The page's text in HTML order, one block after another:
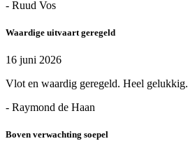
- Ruud Vos
Waardige uitvaart geregeld
16 juni 2026
Vlot en waardig geregeld. Heel gelukkig.
- Raymond de Haan
Boven verwachting soepel